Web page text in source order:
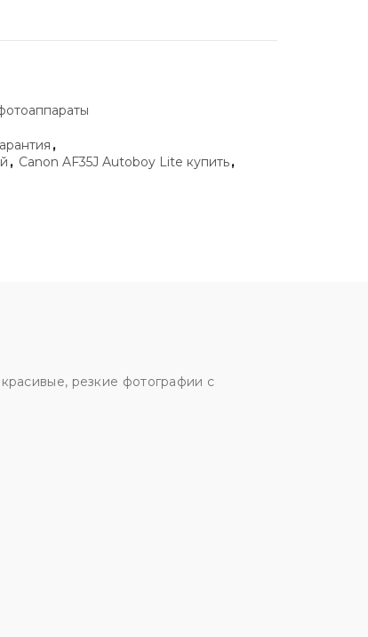
,
, Canon AF35J Autoboy Lite купить,
резкие фотографии с